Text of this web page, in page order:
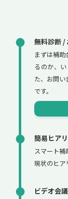
無料診断 /
まずは補
るのか、
た、お問
です。
簡易ヒア
スマート
現状のヒア
ビデオ会